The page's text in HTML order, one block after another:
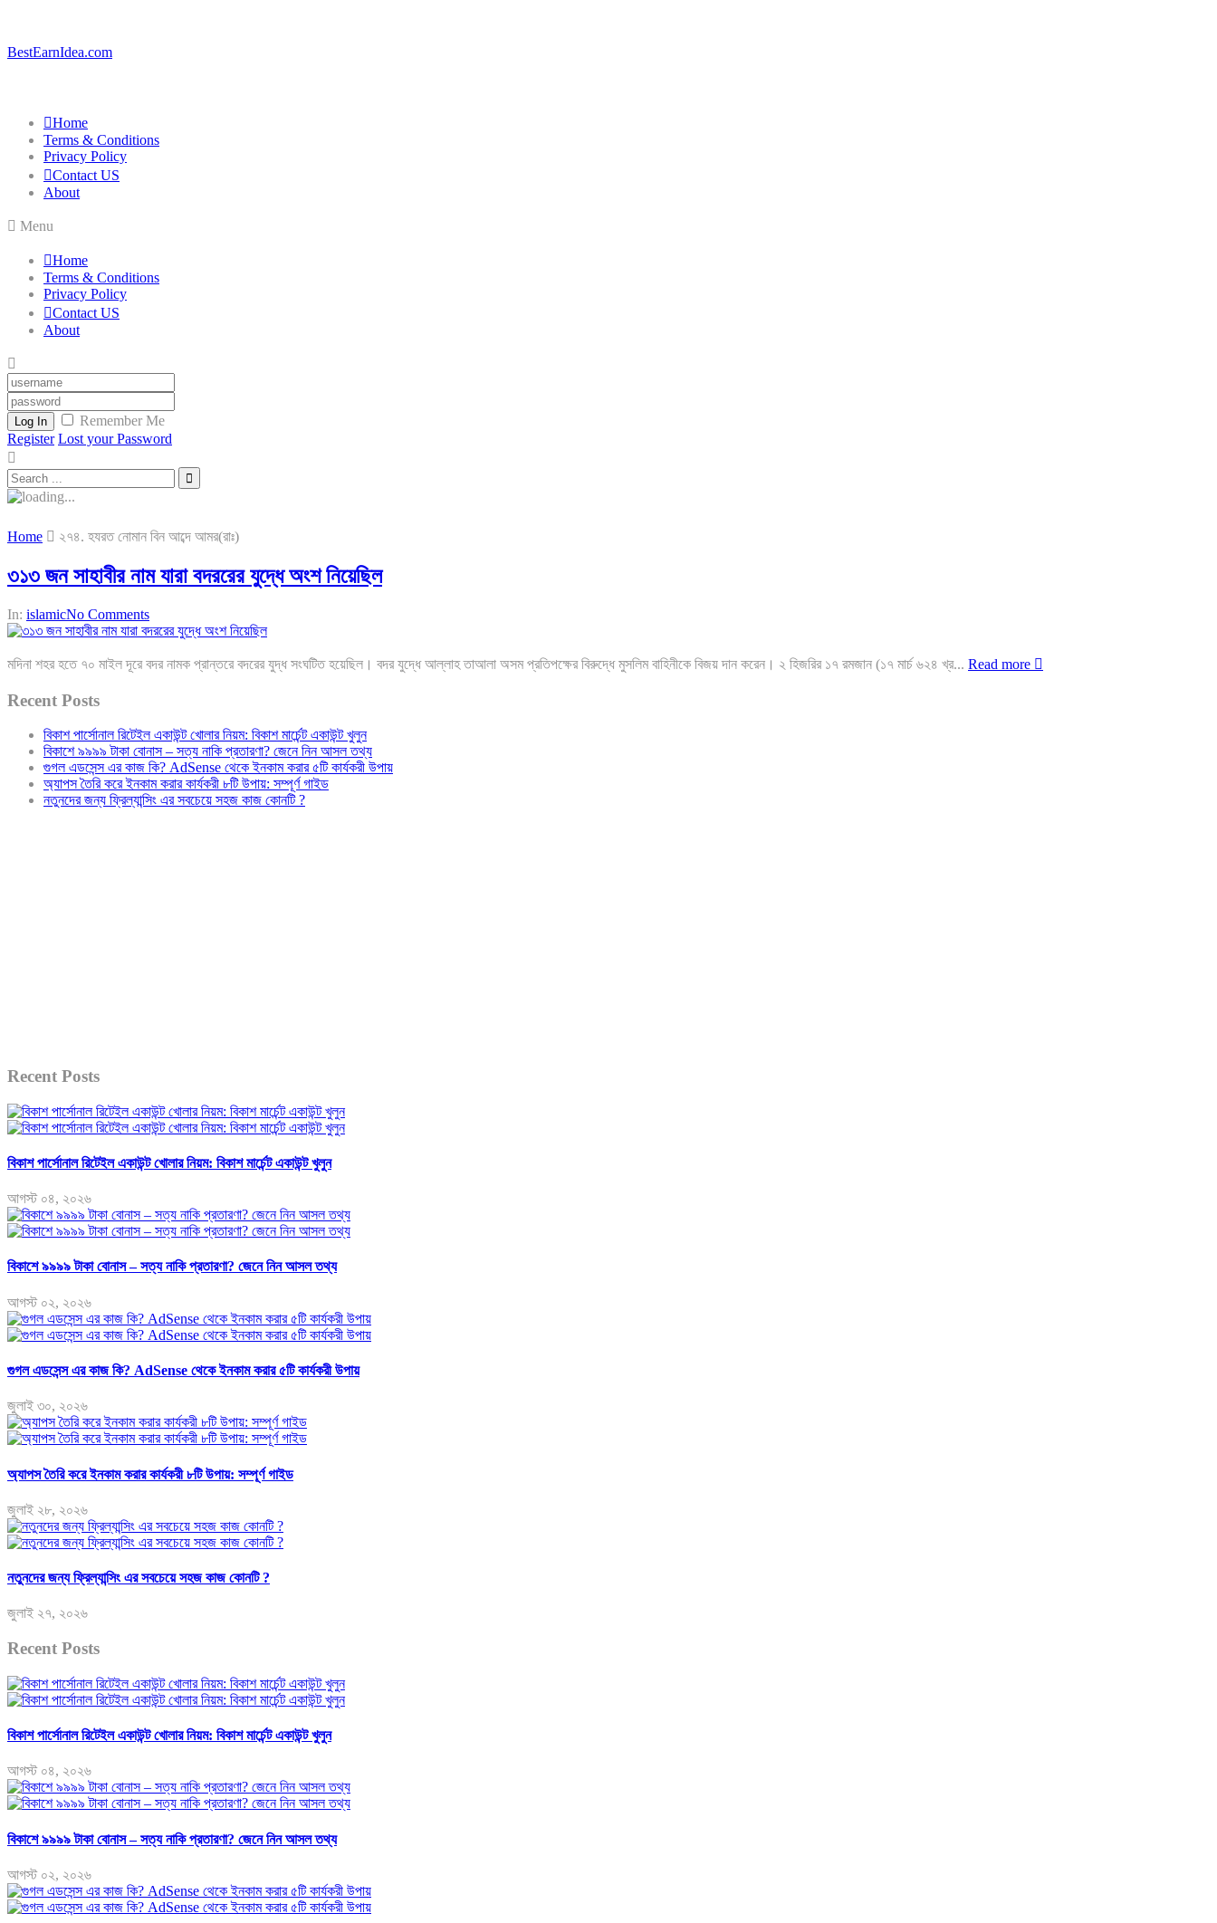
BestEarnIdea.com
Home
Terms & Conditions
Privacy Policy
Contact US
About
Menu
Home
Terms & Conditions
Privacy Policy
Contact US
About
Log In
Remember Me
Register Lost your Password
Home ২৭৪. হযরত নোমান বিন আব্দে আমর(রাঃ)
৩১৩ জন সাহাবীর নাম যারা বদররের যুদ্ধে অংশ নিয়েছিল
In: islamicNo Comments
মদিনা শহর হতে ৭০ মাইল দূরে বদর নামক প্রান্তরে বদরের যুদ্ধ সংঘটিত হয়েছিল। বদর যুদ্ধে আল্লাহ তাআলা অসম প্রতিপক্ষের বিরুদ্ধে মুসলিম বাহিনীকে বিজয় দান করেন। ২ হিজরির ১৭ রমজান (১৭ মার্চ ৬২৪ খ্র... Read more
Recent Posts
বিকাশ পার্সোনাল রিটেইল একাউন্ট খোলার নিয়ম: বিকাশ মার্চেন্ট একাউন্ট খুলুন
বিকাশে ৯৯৯৯ টাকা বোনাস – সত্য নাকি প্রতারণা? জেনে নিন আসল তথ্য
গুগল এডসেন্স এর কাজ কি? AdSense থেকে ইনকাম করার ৫টি কার্যকরী উপায়
অ্যাপস তৈরি করে ইনকাম করার কার্যকরী ৮টি উপায়: সম্পূর্ণ গাইড
নতুনদের জন্য ফ্রিল্যান্সিং এর সবচেয়ে সহজ কাজ কোনটি ?
Recent Posts
বিকাশ পার্সোনাল রিটেইল একাউন্ট খোলার নিয়ম: বিকাশ মার্চেন্ট একাউন্ট খুলুন
আগস্ট ০৪, ২০২৬
বিকাশে ৯৯৯৯ টাকা বোনাস – সত্য নাকি প্রতারণা? জেনে নিন আসল তথ্য
আগস্ট ০২, ২০২৬
গুগল এডসেন্স এর কাজ কি? AdSense থেকে ইনকাম করার ৫টি কার্যকরী উপায়
জুলাই ৩০, ২০২৬
অ্যাপস তৈরি করে ইনকাম করার কার্যকরী ৮টি উপায়: সম্পূর্ণ গাইড
জুলাই ২৮, ২০২৬
নতুনদের জন্য ফ্রিল্যান্সিং এর সবচেয়ে সহজ কাজ কোনটি ?
জুলাই ২৭, ২০২৬
Recent Posts
বিকাশ পার্সোনাল রিটেইল একাউন্ট খোলার নিয়ম: বিকাশ মার্চেন্ট একাউন্ট খুলুন
আগস্ট ০৪, ২০২৬
বিকাশে ৯৯৯৯ টাকা বোনাস – সত্য নাকি প্রতারণা? জেনে নিন আসল তথ্য
আগস্ট ০২, ২০২৬